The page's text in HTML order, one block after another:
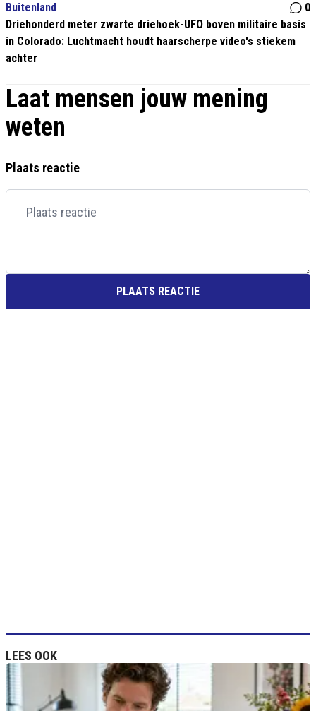
Buitenland
0
Driehonderd meter zwarte driehoek-UFO boven militaire basis
in Colorado: Luchtmacht houdt haarscherpe video's stiekem
achter
Laat mensen jouw mening
weten
Plaats reactie
PLAATS REACTIE
LEES OOK